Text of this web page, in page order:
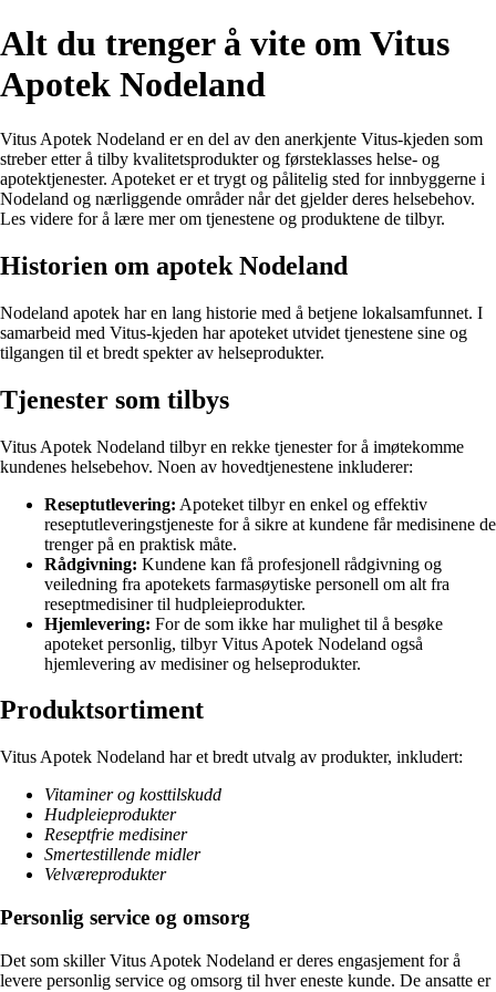
Alt du trenger å vite om Vitus
Apotek Nodeland
Vitus Apotek Nodeland er en del av den anerkjente Vitus-kjeden som
streber etter å tilby kvalitetsprodukter og førsteklasses helse- og
apotektjenester. Apoteket er et trygt og pålitelig sted for innbyggerne i
Nodeland og nærliggende områder når det gjelder deres helsebehov.
Les videre for å lære mer om tjenestene og produktene de tilbyr.
Historien om apotek Nodeland
Nodeland apotek har en lang historie med å betjene lokalsamfunnet. I
samarbeid med Vitus-kjeden har apoteket utvidet tjenestene sine og
tilgangen til et bredt spekter av helseprodukter.
Tjenester som tilbys
Vitus Apotek Nodeland tilbyr en rekke tjenester for å imøtekomme
kundenes helsebehov. Noen av hovedtjenestene inkluderer:
Reseptutlevering: Apoteket tilbyr en enkel og effektiv
reseptutleveringstjeneste for å sikre at kundene får medisinene de
trenger på en praktisk måte.
Rådgivning: Kundene kan få profesjonell rådgivning og
veiledning fra apotekets farmasøytiske personell om alt fra
reseptmedisiner til hudpleieprodukter.
Hjemlevering: For de som ikke har mulighet til å besøke
apoteket personlig, tilbyr Vitus Apotek Nodeland også
hjemlevering av medisiner og helseprodukter.
Produktsortiment
Vitus Apotek Nodeland har et bredt utvalg av produkter, inkludert:
Vitaminer og kosttilskudd
Hudpleieprodukter
Reseptfrie medisiner
Smertestillende midler
Velværeprodukter
Personlig service og omsorg
Det som skiller Vitus Apotek Nodeland er deres engasjement for å
levere personlig service og omsorg til hver eneste kunde. De ansatte er